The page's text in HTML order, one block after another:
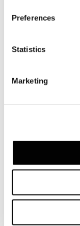
Preferences
Statistics
Marketing